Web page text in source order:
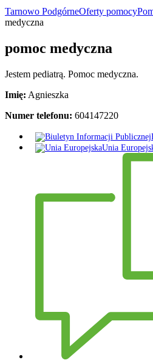
Tarnowo PodgórneOferty pomocy
medyczna
pomoc medyczna
Jestem pediatrą. Pomoc medyczna.
Imię: Agnieszka
Numer telefonu: 604147220
Unia